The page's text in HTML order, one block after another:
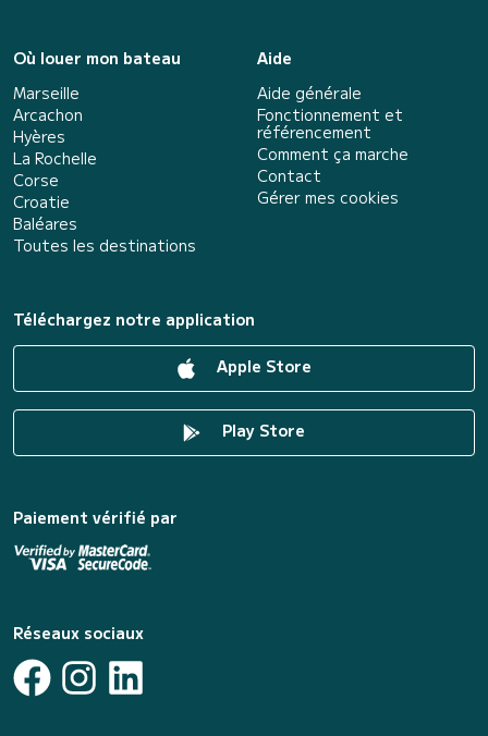
Où louer mon bateau
Marseille
Arcachon
Hyères
La Rochelle
Corse
Croatie
Baléares
Toutes les destinations
Aide
Aide générale
Fonctionnement et
référencement
Comment ça marche
Contact
Gérer mes cookies
Téléchargez notre application
Apple Store
Play Store
Paiement vérifié par
Réseaux sociaux